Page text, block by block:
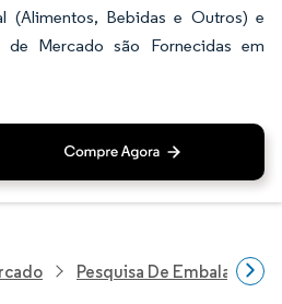
(Alimentos, Bebidas e Outros) e
de Mercado são Fornecidas em
Pesquisa De Embalagens